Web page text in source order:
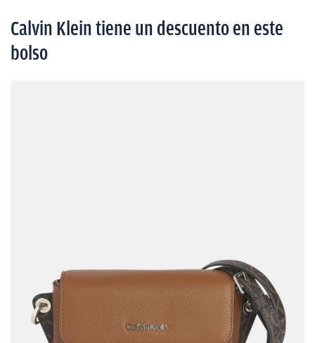
Calvin Klein tiene un descuento en este
bolso